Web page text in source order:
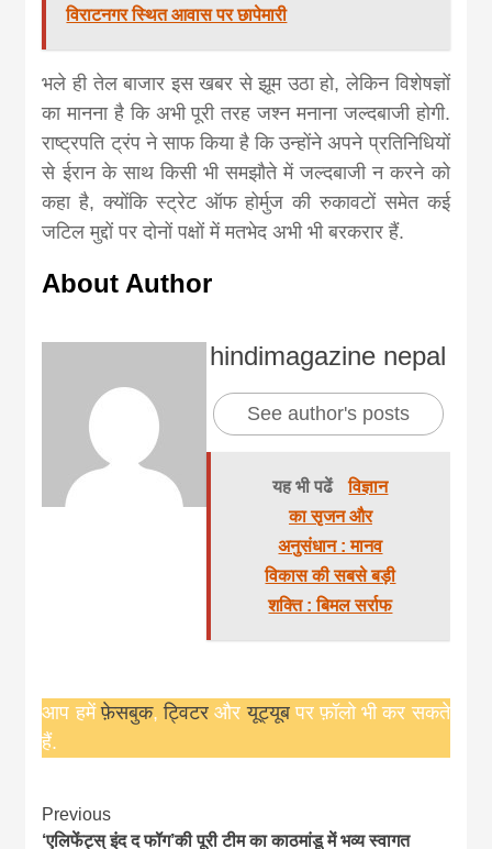
विराटनगर स्थित आवास पर छापेमारी
भले ही तेल बाजार इस खबर से झूम उठा हो, लेकिन विशेषज्ञों
का मानना है कि अभी पूरी तरह जश्न मनाना जल्दबाजी होगी.
राष्ट्रपति ट्रंप ने साफ किया है कि उन्होंने अपने प्रतिनिधियों
से ईरान के साथ किसी भी समझौते में जल्दबाजी न करने को
कहा है, क्योंकि स्ट्रेट ऑफ होर्मुज की रुकावटों समेत कई
जटिल मुद्दों पर दोनों पक्षों में मतभेद अभी भी बरकरार हैं.
About Author
hindimagazine nepal
See author's posts
यह भी पढें
विज्ञान
का सृजन और
अनुसंधान : मानव
विकास की सबसे बड़ी
शक्ति : बिमल सर्राफ
आप हमेंफ़ेसबुक,ट्विटरऔरयूट्यूबपर फ़ॉलो भी कर सकते
हैं.
Continue
Previous
‘एलिफेंट्स् इंद द फॉग’की पूरी टीम का काठमांडू में भव्य स्वागत